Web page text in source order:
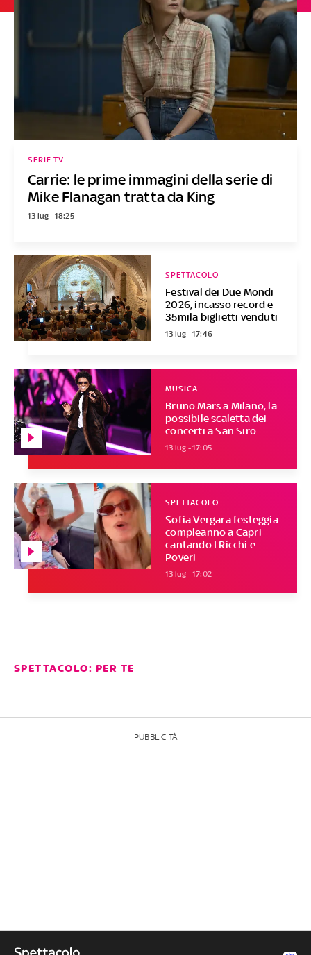
Carrie: le prime immagini della serie di
Mike Flanagan tratta da King
SERIE TV
13 lug - 18:25
Festival dei Due Mondi
2026, incasso record e
35mila biglietti venduti
SPETTACOLO
13 lug - 17:46
Bruno Mars a Milano, la
possibile scaletta dei
concerti a San Siro
MUSICA
13 lug - 17:05
Sofia Vergara festeggia
compleanno a Capri
cantando I Ricchi e
Poveri
SPETTACOLO
13 lug - 17:02
SPETTACOLO: PER TE
PUBBLICITÀ